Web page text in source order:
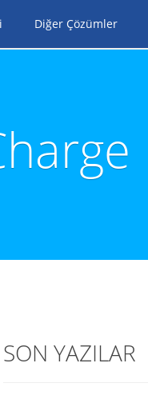
Diğer Çözümler
SON YAZILAR